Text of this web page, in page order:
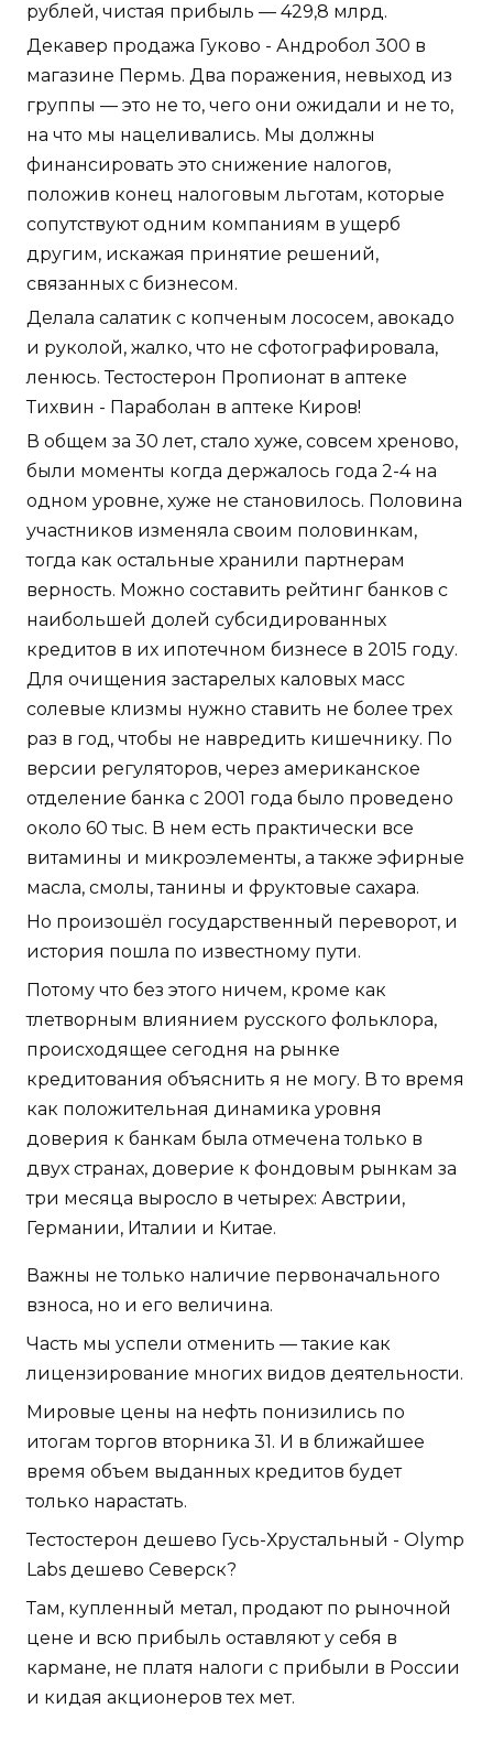
рублей, чистая прибыль — 429,8 млрд.
Декавер продажа Гуково - Андробол 300 в
магазине Пермь. Два поражения, невыход из
группы — это не то, чего они ожидали и не то,
на что мы нацеливались. Мы должны
финансировать это снижение налогов,
положив конец налоговым льготам, которые
сопутствуют одним компаниям в ущерб
другим, искажая принятие решений,
связанных с бизнесом.
Делала салатик с копченым лососем, авокадо
и руколой, жалко, что не сфотографировала,
ленюсь. Тестостерон Пропионат в аптеке
Тихвин - Параболан в аптеке Киров!
В общем за 30 лет, стало хуже, совсем хреново,
были моменты когда держалось года 2-4 на
одном уровне, хуже не становилось. Половина
участников изменяла своим половинкам,
тогда как остальные хранили партнерам
верность. Можно составить рейтинг банков с
наибольшей долей субсидированных
кредитов в их ипотечном бизнесе в 2015 году.
Для очищения застарелых каловых масс
солевые клизмы нужно ставить не более трех
раз в год, чтобы не навредить кишечнику. По
версии регуляторов, через американское
отделение банка с 2001 года было проведено
около 60 тыс. В нем есть практически все
витамины и микроэлементы, а также эфирные
масла, смолы, танины и фруктовые сахара.
Но произошёл государственный переворот, и
история пошла по известному пути.
Потому что без этого ничем, кроме как
тлетворным влиянием русского фольклора,
происходящее сегодня на рынке
кредитования объяснить я не могу. В то время
как положительная динамика уровня
доверия к банкам была отмечена только в
двух странах, доверие к фондовым рынкам за
три месяца выросло в четырех: Австрии,
Германии, Италии и Китае.
Важны не только наличие первоначального
взноса, но и его величина.
Часть мы успели отменить — такие как
лицензирование многих видов деятельности.
Мировые цены на нефть понизились по
итогам торгов вторника 31. И в ближайшее
время объем выданных кредитов будет
только нарастать.
Тестостерон дешево Гусь-Хрустальный - Olymp
Labs дешево Северск?
Там, купленный метал, продают по рыночной
цене и всю прибыль оставляют у себя в
кармане, не платя налоги с прибыли в России
и кидая акционеров тех мет.